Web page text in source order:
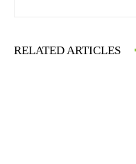
RELATED ARTICLES